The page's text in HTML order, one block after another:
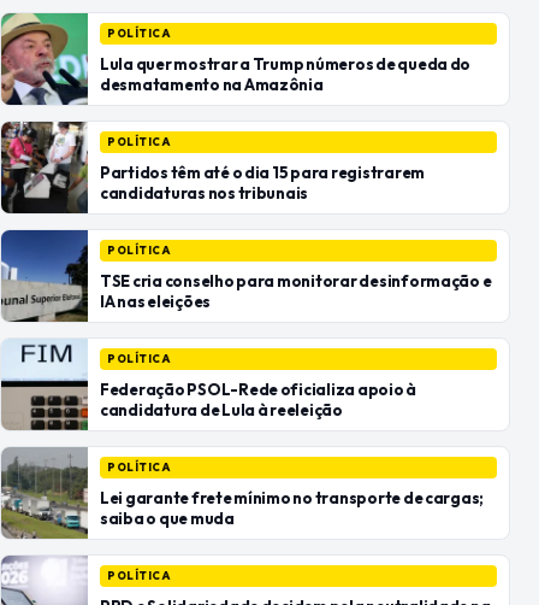
POLÍTICA
Lula quer mostrar a Trump números de queda do
desmatamento na Amazônia
POLÍTICA
Partidos têm até o dia 15 para registrarem
candidaturas nos tribunais
POLÍTICA
TSE cria conselho para monitorar desinformação e
IA nas eleições
POLÍTICA
Federação PSOL-Rede oficializa apoio à
candidatura de Lula à reeleição
POLÍTICA
Lei garante frete mínimo no transporte de cargas;
saiba o que muda
POLÍTICA